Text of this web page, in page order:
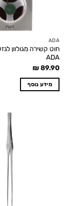
ADA
ADA
₪89.90
מידע נוסף